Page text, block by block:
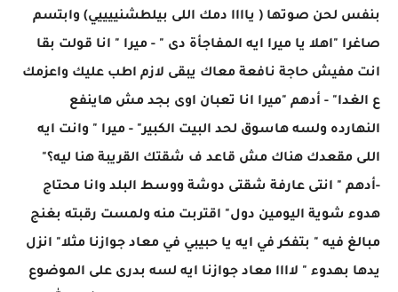
بنفس لحن صوتها ( ياااا دمك اللى بيلطشنييييي) وابتسم
صاغرا "اهلا يا ميرا ايه المفاجأة دى " - ميرا " انا قولت بقا
انت مفيش حاجة نافعة معاك يبقى لازم اطب عليك واعزمك
ع الغدا" - أدهم "ميرا انا تعبان اوى بجد مش هاينفع
النهارده ولسه هاسوق لحد البيت الكبير" - ميرا " وانت ايه
اللى مقعدك هناك مش قاعد ف شقتك القريبة هنا ليه؟"
-أدهم " انتى عارفة شقتى دوشة ووسط البلد وانا محتاج
هدوء شوية اليومين دول" اقتربت منه ولمست رقبته بغنج
مبالغ فيه " بتفكر في ايه يا حبيبي في معاد جوازنا مثلا" انزل
يدها بهدوء " لاااا معاد جوازنا ايه لسه بدرى على الموضوع